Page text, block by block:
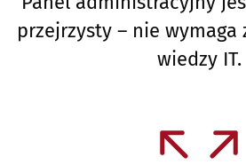
przejrzysty – nie wymaga
wiedzy IT.